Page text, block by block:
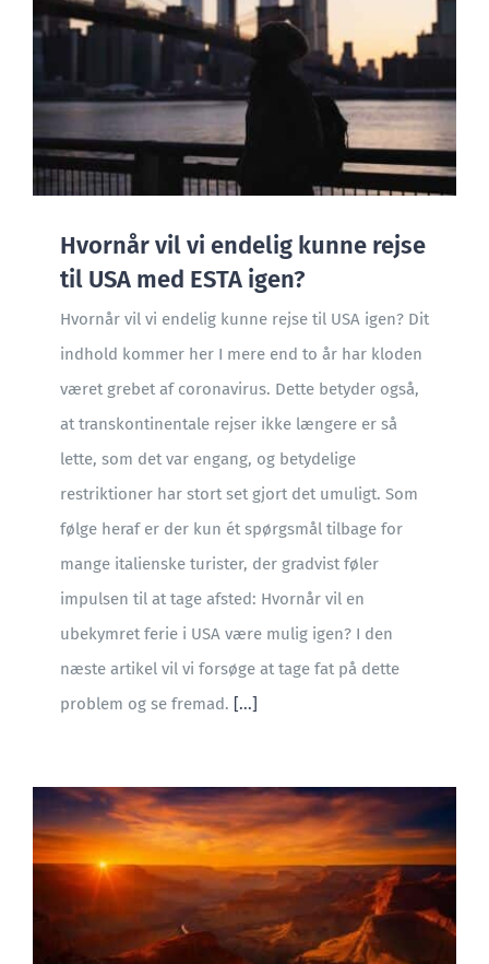
Hvornår vil vi endelig kunne rejse
til USA med ESTA igen?
Hvornår vil vi endelig kunne rejse til USA igen? Dit
indhold kommer her I mere end to år har kloden
været grebet af coronavirus. Dette betyder også,
at transkontinentale rejser ikke længere er så
lette, som det var engang, og betydelige
restriktioner har stort set gjort det umuligt. Som
følge heraf er der kun ét spørgsmål tilbage for
mange italienske turister, der gradvist føler
impulsen til at tage afsted: Hvornår vil en
ubekymret ferie i USA være mulig igen? I den
næste artikel vil vi forsøge at tage fat på dette
problem og se fremad. [...]